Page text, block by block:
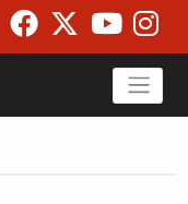
navegación